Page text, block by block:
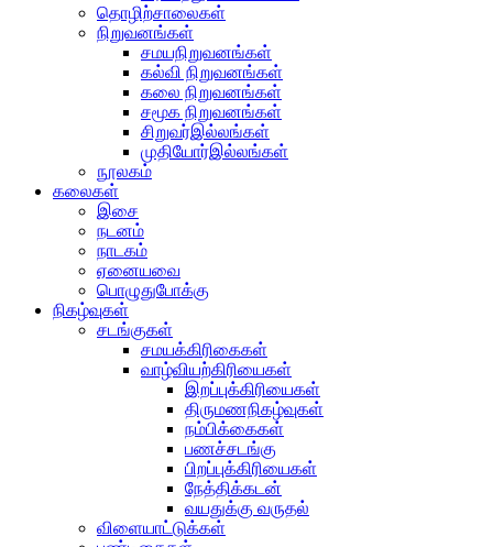
தொழிற்சாலைகள்
நிறுவனங்கள்
சமயநிறுவனங்கள்
கல்வி நிறுவனங்கள்
கலை நிறுவனங்கள்
சமூக நிறுவனங்கள்
சிறுவர்இல்லங்கள்
முதியோர்இல்லங்கள்
நூலகம்
கலைகள்
இசை
நடனம்
நாடகம்
ஏனையவை
பொழுதுபோக்கு
நிகழ்வுகள்
சடங்குகள்
சமயக்கிரிகைகள்
வாழ்வியற்கிரியைகள்
இறப்புக்கிரியைகள்
திருமணநிகழ்வுகள்
நம்பிக்கைகள்
பணச்சடங்கு
பிறப்புக்கிரியைகள்
நேத்திக்கடன்
வயதுக்கு வருதல்
விளையாட்டுக்கள்